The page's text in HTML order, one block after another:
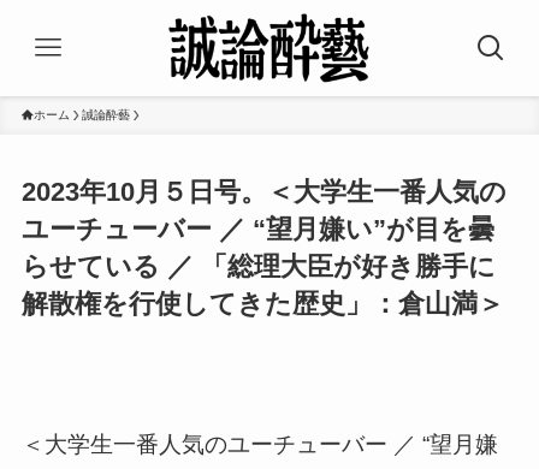
ホーム 誠論酔藝
2023年10月５日号。＜大学生一番人気の
ユーチューバー ／ “望月嫌い”が目を曇
らせている ／ 「総理大臣が好き勝手に
解散権を行使してきた歴史」：倉山満＞
＜大学生一番人気のユーチューバー ／ “望月嫌